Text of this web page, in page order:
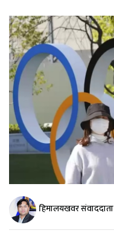
हिमालयखवर संवाददाता